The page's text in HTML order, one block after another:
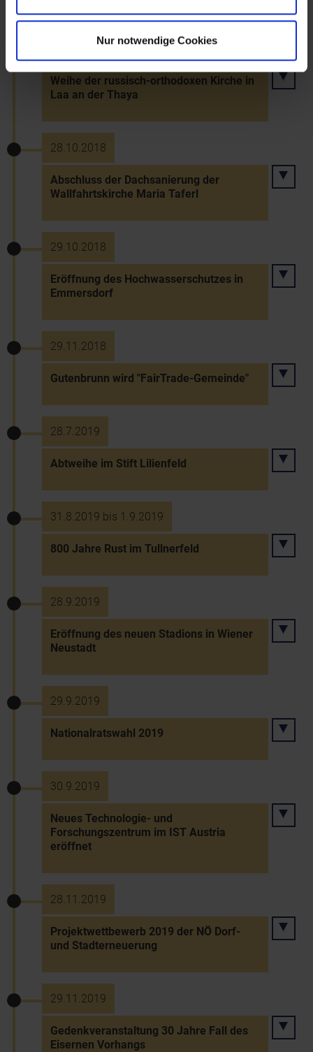
Nur notwendige Cookies
30.9.2018
Weihe der russisch-orthodoxen Kirche in
Laa an der Thaya
28.10.2018
Abschluss der Dachsanierung der
Wallfahrtskirche Maria Taferl
29.10.2018
Eröffnung des Hochwasserschutzes in
Emmersdorf
29.11.2018
Gutenbrunn wird "FairTrade-Gemeinde"
28.7.2019
Abtweihe im Stift Lilienfeld
31.8.2019 bis 1.9.2019
800 Jahre Rust im Tullnerfeld
28.9.2019
Eröffnung des neuen Stadions in Wiener
Neustadt
29.9.2019
Nationalratswahl 2019
30.9.2019
Neues Technologie- und
Forschungszentrum im IST Austria
eröffnet
28.11.2019
Projektwettbewerb 2019 der NÖ Dorf-
und Stadterneuerung
29.11.2019
Gedenkveranstaltung 30 Jahre Fall des
Eisernen Vorhangs